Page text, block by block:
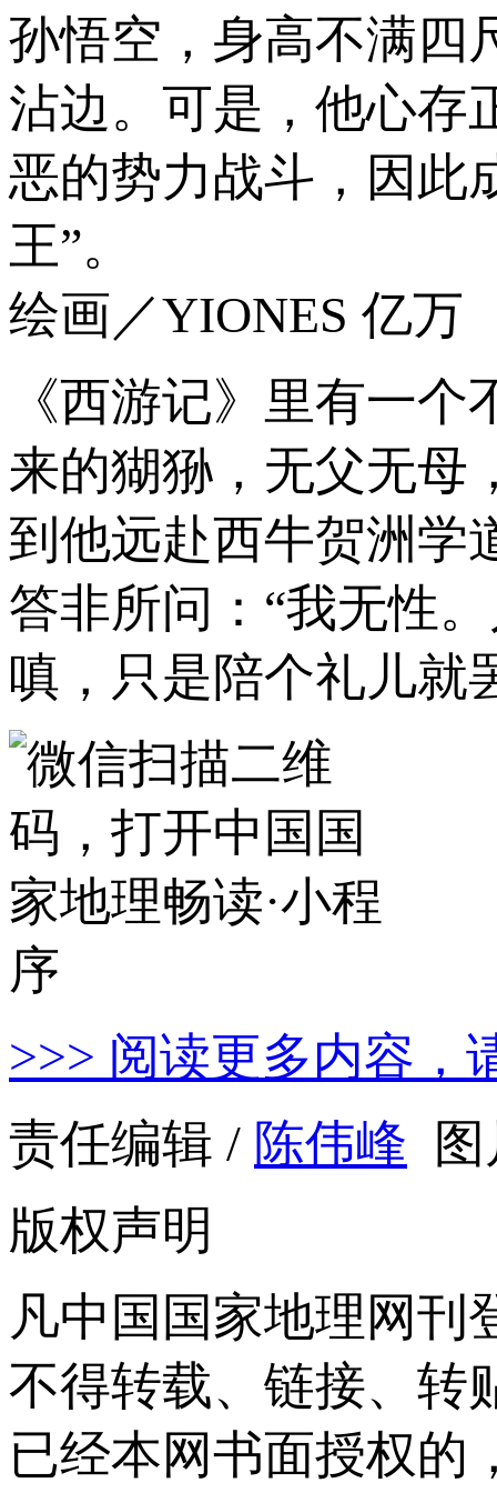
孙悟空，身高不满四
沾边。可是，他心存
恶的势力战斗，因此
王”。
绘画／YIONES 亿万
《西游记》里有一
来的猢狲，无父无母
到他远赴西牛贺洲学
答非所问：“我无性
嗔，只是陪个礼儿就
>>> 阅读更多内容，
责任编辑 / 陈伟峰
版权声明
凡中国国家地理网刊
不得转载、链接、转
已经本网书面授权的